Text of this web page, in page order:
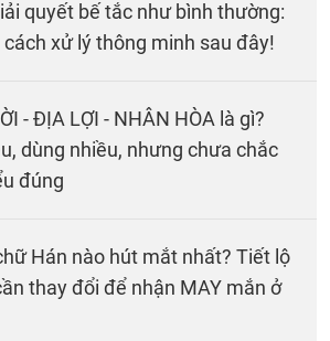
quyết bế tắc như bình thường:
xử lý thông minh sau đây!
- ĐỊA LỢI - NHÂN HÒA là gì?
dùng nhiều, nhưng chưa chắc
đúng
Hán nào hút mắt nhất? Tiết lộ
thay đổi để nhận MAY mắn ở